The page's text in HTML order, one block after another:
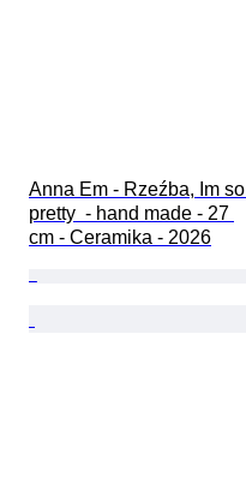
Anna Em - Rzeźba, Im so
pretty  - hand made - 27
cm - Ceramika - 2026